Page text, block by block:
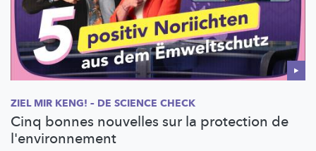
ZIEL MIR KENG! – DE SCIENCE CHECK
Cinq bonnes nouvelles sur la protection de
l'environnement